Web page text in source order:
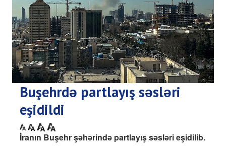
Buşehrdə partlayış səsləri
eşidildi
İranın Buşehr şəhərində partlayış səsləri eşidilib.